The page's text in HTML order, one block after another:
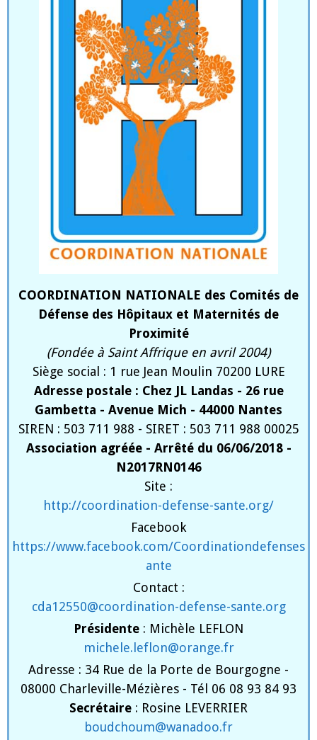
COORDINATION NATIONALE des Comités de
Défense des Hôpitaux et Maternités de
Proximité
(Fondée à Saint Affrique en avril 2004)
Siège social : 1 rue Jean Moulin 70200 LURE
Adresse postale : Chez JL Landas - 26 rue
Gambetta - Avenue Mich - 44000 Nantes
SIREN : 503 711 988 - SIRET : 503 711 988 00025
Association agréée - Arrêté du 06/06/2018 -
N2017RN0146
Site :
http://coordination-defense-sante.org/
Facebook
https://www.facebook.com/Coordinationdefenses
ante
Contact :
cda12550@coordination-defense-sante.org
Présidente : Michèle LEFLON
michele.leflon@orange.fr
Adresse : 34 Rue de la Porte de Bourgogne -
08000 Charleville-Mézières - Tél 06 08 93 84 93
Secrétaire : Rosine LEVERRIER
boudchoum@wanadoo.fr